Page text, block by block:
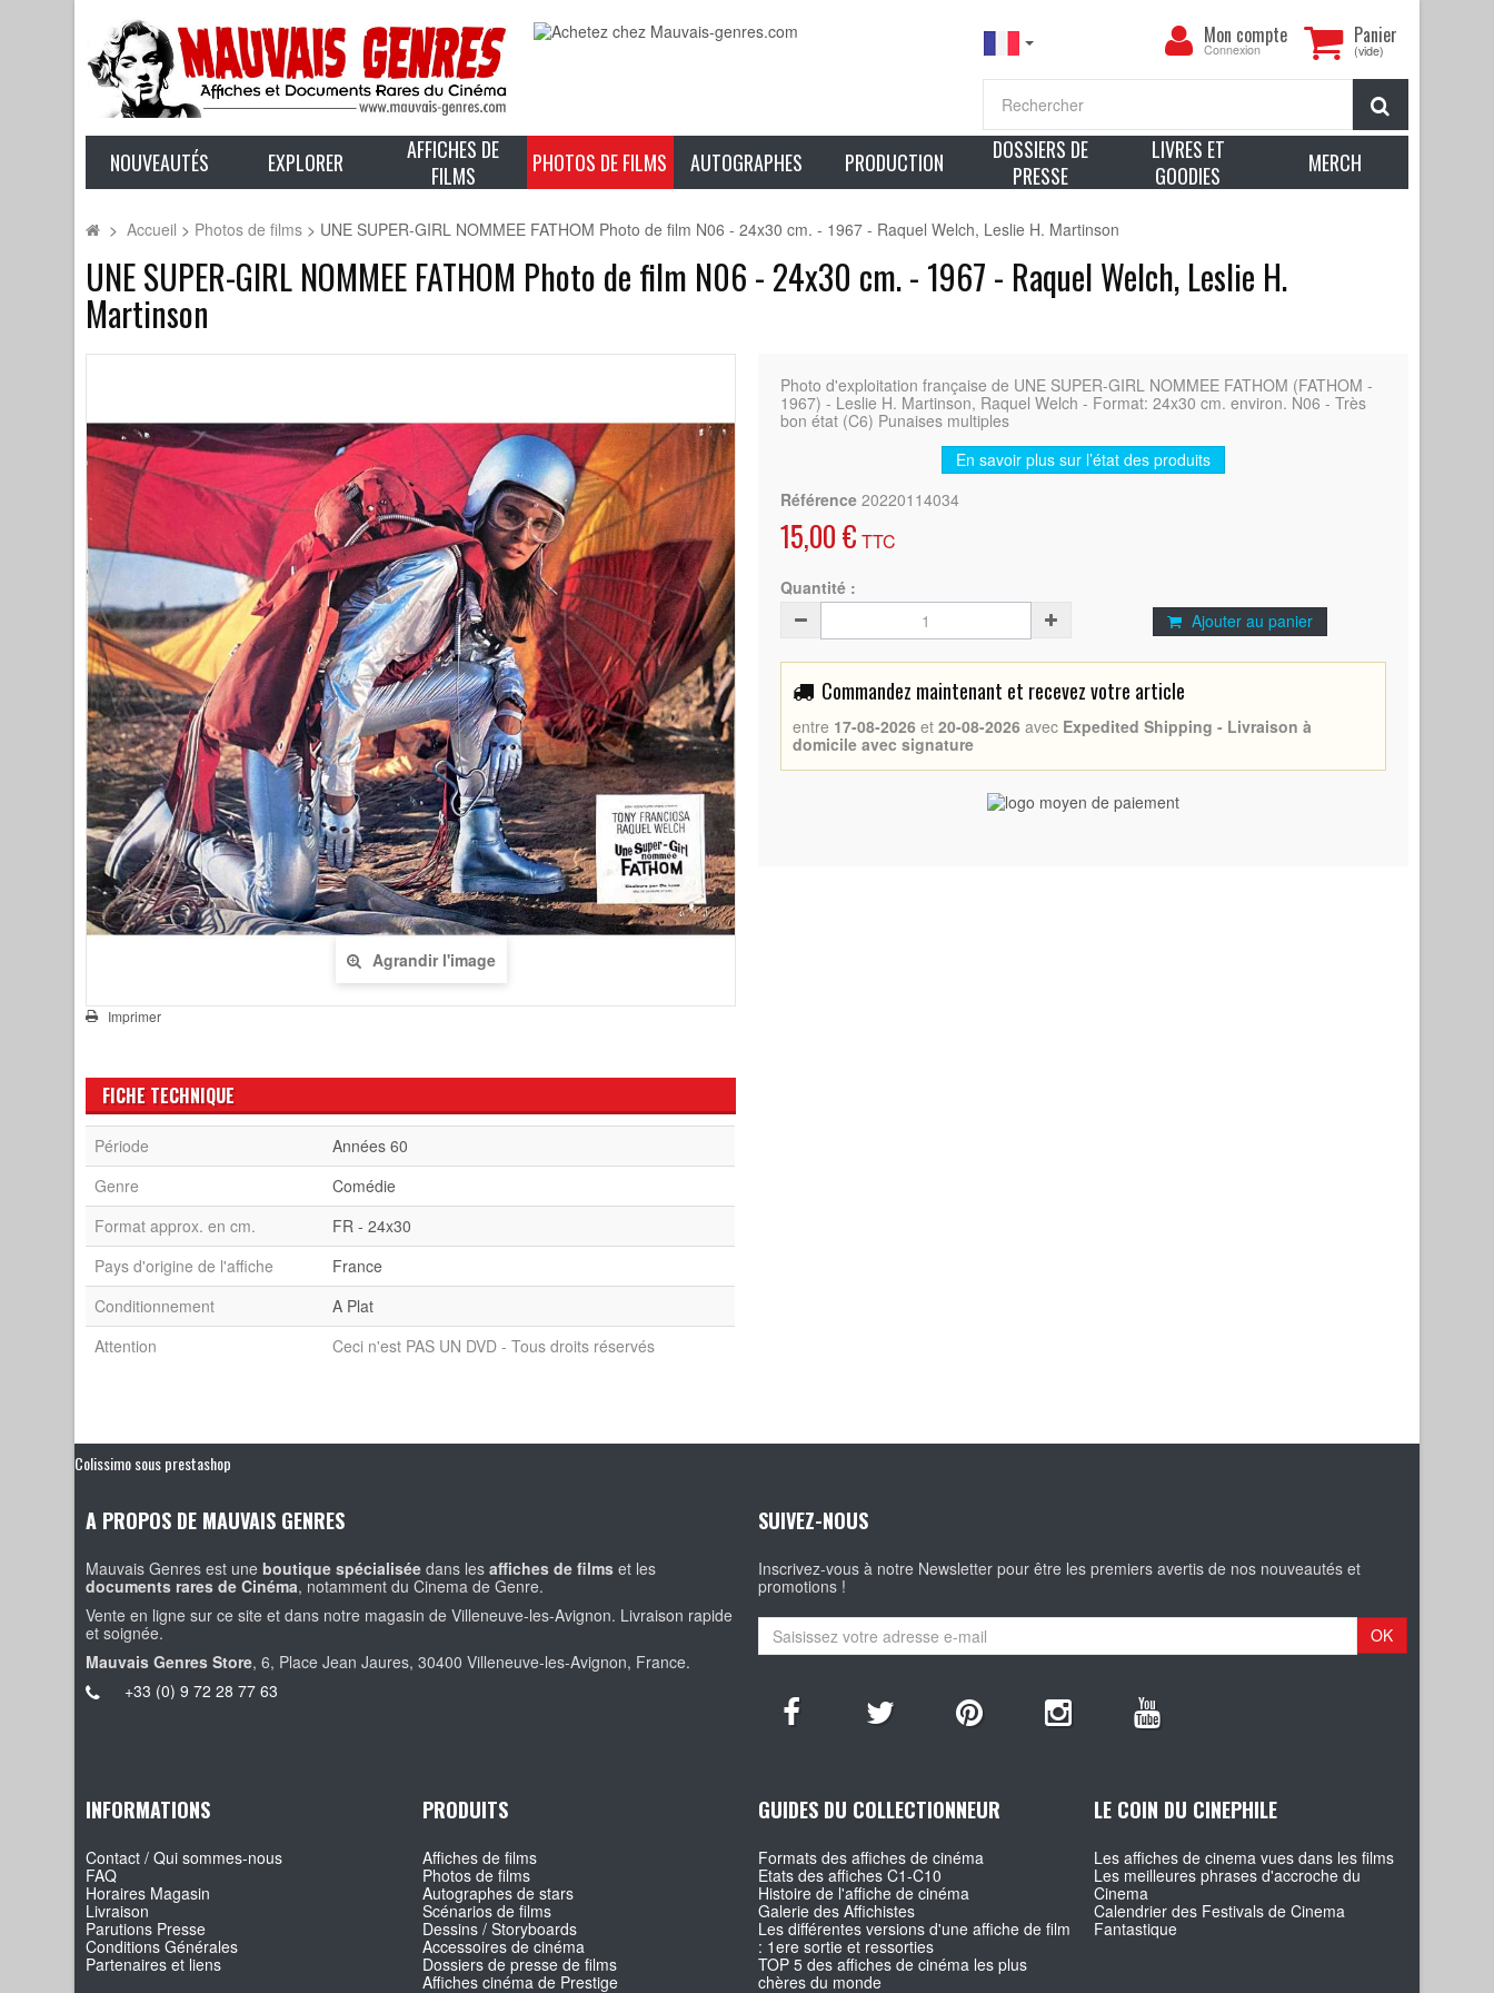
Panier
(vide)
Mon
compte
Mon compte
Connexion
NOUVEAUTÉS EXPLORER
AFFICHES DE
FILMS
PHOTOS DE FILMS AUTOGRAPHES PRODUCTION
DOSSIERS DE
PRESSE
LIVRES ET
GOODIES
MERCH
> Accueil > Photos de films > UNE SUPER-GIRL NOMMEE FATHOM Photo de film N06 - 24x30 cm. - 1967 - Raquel Welch, Leslie H. Martinson
UNE SUPER-GIRL NOMMEE FATHOM Photo de film N06 - 24x30 cm. - 1967 - Raquel Welch, Leslie H.
Martinson
Agrandir l'image
Imprimer
Photo d'exploitation française de UNE SUPER-GIRL NOMMEE FATHOM (FATHOM -
1967) - Leslie H. Martinson, Raquel Welch - Format: 24x30 cm. environ. N06 - Très
bon état (C6) Punaises multiples
En savoir plus sur l’état des produits
Référence 20220114034
15,00 € TTC
Quantité :
Ajouter au panier
Commandez maintenant et recevez votre article
entre 17-08-2026 et 20-08-2026 avec Expedited Shipping - Livraison à
domicile avec signature
FICHE TECHNIQUE
Période
Années 60
Genre
Comédie
Format approx. en cm.
FR - 24x30
Pays d'origine de l'affiche
France
Conditionnement
A Plat
Attention
Ceci n'est PAS UN DVD - Tous droits réservés
Colissimo sous prestashop
A PROPOS DE MAUVAIS GENRES
Mauvais Genres est uneboutique spécialisée dans lesaffiches de films et les
documents rares de Cinéma, notamment du Cinema de Genre.
Vente en ligne sur ce site et dans notre magasin de Villeneuve-les-Avignon. Livraison rapide
et soignée.
Mauvais Genres Store, 6, Place Jean Jaures, 30400 Villeneuve-les-Avignon, France.
+33 (0) 9 72 28 77 63
SUIVEZ-NOUS
Inscrivez-vous à notre Newsletter pour être les premiers avertis de nos nouveautés et
promotions !
OK
INFORMATIONS
Contact / Qui sommes-nous
FAQ
Horaires Magasin
Livraison
Parutions Presse
Conditions Générales
Partenaires et liens
PRODUITS
Affiches de films
Photos de films
Autographes de stars
Scénarios de films
Dessins / Storyboards
Accessoires de cinéma
Dossiers de presse de films
Affiches cinéma de Prestige
GUIDES DU COLLECTIONNEUR
Formats des affiches de cinéma
Etats des affiches C1-C10
Histoire de l'affiche de cinéma
Galerie des Affichistes
Les différentes versions d'une affiche de film
: 1ere sortie et ressorties
TOP 5 des affiches de cinéma les plus
chères du monde
LE COIN DU CINEPHILE
Les affiches de cinema vues dans les films
Les meilleures phrases d'accroche du
Cinema
Calendrier des Festivals de Cinema
Fantastique